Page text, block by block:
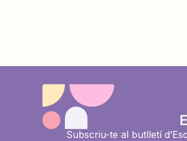
Subscriu-te al butlletí